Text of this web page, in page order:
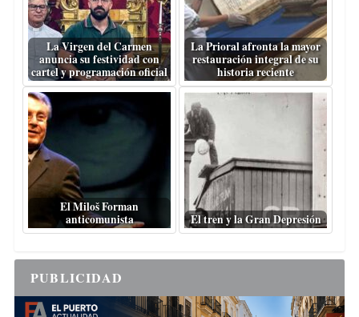
La Virgen del Carmen
anuncia su festividad con
cartel y programación oficial
La Prioral afronta la mayor
restauración integral de su
historia reciente
El Miloš Forman
anticomunista
El tren y la Gran Depresión
PUBLICIDAD